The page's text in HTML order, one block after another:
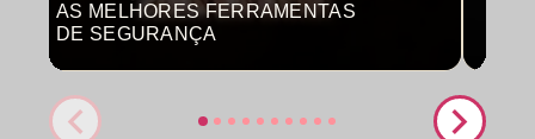
AS MELHORES FERRAMENTAS
DE SEGURANÇA